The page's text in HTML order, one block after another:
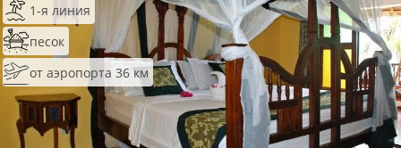
1-я линия
песок
от аэропорта 36 км
Сетевые отели ОАЭ
Сетевые отели Таиланда
Сетевые отели Шри Ланки